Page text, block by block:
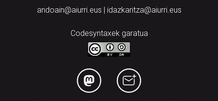
andoain@aiurri.eus | idazkaritza@aiurri.eus
Codesyntaxek garatua